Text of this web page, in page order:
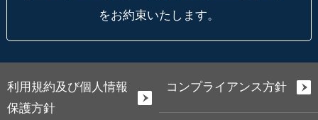
をお約束いたします。
利用規約及び個人情報
保護方針
コンプライアンス方針